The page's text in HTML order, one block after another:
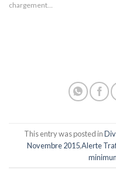
chargement…
This entry was posted in
Novembre 2015,Alerte